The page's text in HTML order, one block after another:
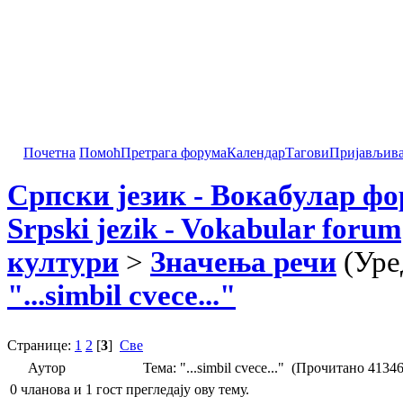
Почетна ПомоћПретрага форумаКалендарТагови
Српски језик - Вокабулар
Srpski jezik - Vokabular forum
култури > Значења речи
"...simbil cvece..."
Странице: 1 2 [3] Све
Аутор
Тема: "...simbil cvece..." (Прочитано
0 чланова и 1 гост прегледају ову тему.